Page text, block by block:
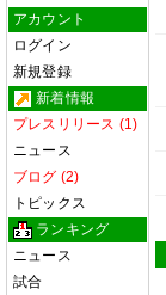
アカウント
ログイン
新規登録
新着情報
プレスリリース (1)
ニュース
ブログ (2)
トピックス
ランキング
ニュース
試合